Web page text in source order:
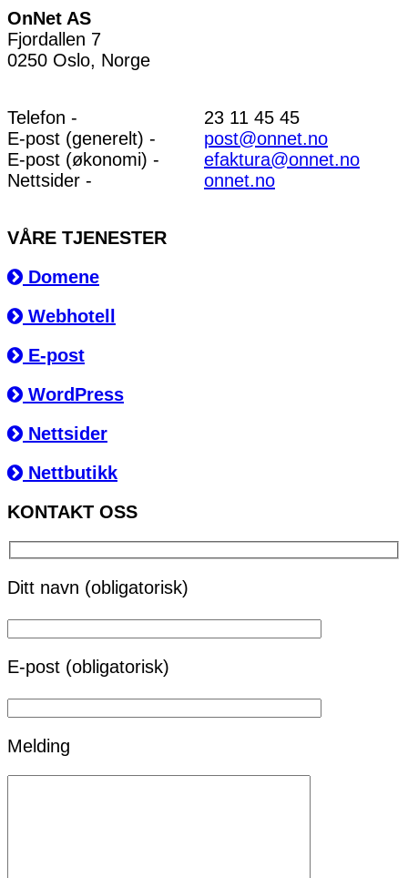
OnNet AS
Fjordallen 7
0250 Oslo, Norge
Telefon -
E-post (generelt) -
E-post (økonomi) -
Nettsider -
23 11 45 45
post@onnet.no
efaktura@onnet.no
onnet.no
VÅRE TJENESTER
Domene
Webhotell
E-post
WordPress
Nettsider
Nettbutikk
KONTAKT OSS
Ditt navn (obligatorisk)
E-post (obligatorisk)
Melding